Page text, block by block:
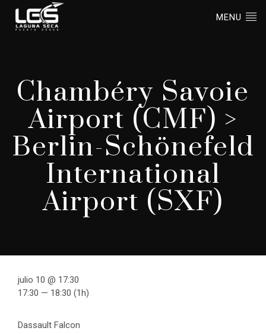
MENU
Chambéry Savoie
Airport (CMF) >
Berlin-Schönefeld
International
Airport (SXF)
julio 10 @ 17:30
17:30 — 18:30 (1h)
Dassault Falcon